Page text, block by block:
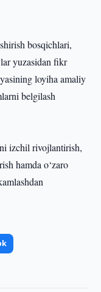
bosqichlari,
yuzasidan fikr
loyiha amaliy
belgilash
izchil rivojlantirish,
hamda o‘zaro